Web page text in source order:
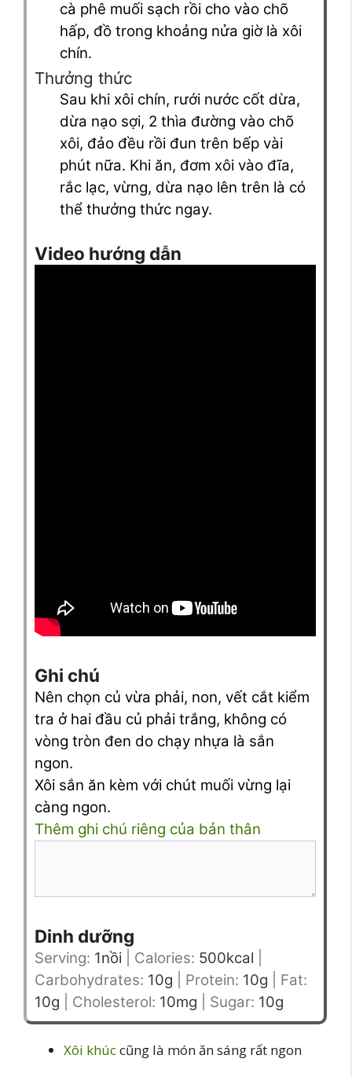
cà phê muối sạch rồi cho vào chõ
hấp, đồ trong khoảng nửa giờ là xôi
chín.
Thưởng thức
Sau khi xôi chín, rưới nước cốt dừa,
dừa nạo sợi, 2 thìa đường vào chõ
xôi, đảo đều rồi đun trên bếp vài
phút nữa. Khi ăn, đơm xôi vào đĩa,
rắc lạc, vừng, dừa nạo lên trên là có
thể thưởng thức ngay.
Video hướng dẫn
Ghi chú
Nên chọn củ vừa phải, non, vết cắt kiểm
tra ở hai đầu củ phải trắng, không có
vòng tròn đen do chạy nhựa là sắn
ngon.
Xôi sắn ăn kèm với chút muối vừng lại
càng ngon.
Thêm ghi chú riêng của bản thân
Dinh dưỡng
Serving: 1nồi Calories: 500kcal
Carbohydrates: 10g Protein: 10g
Fat:
10g Cholesterol: 10mg Sugar: 10g
Xôi khúccũng là món ăn sáng rất ngon